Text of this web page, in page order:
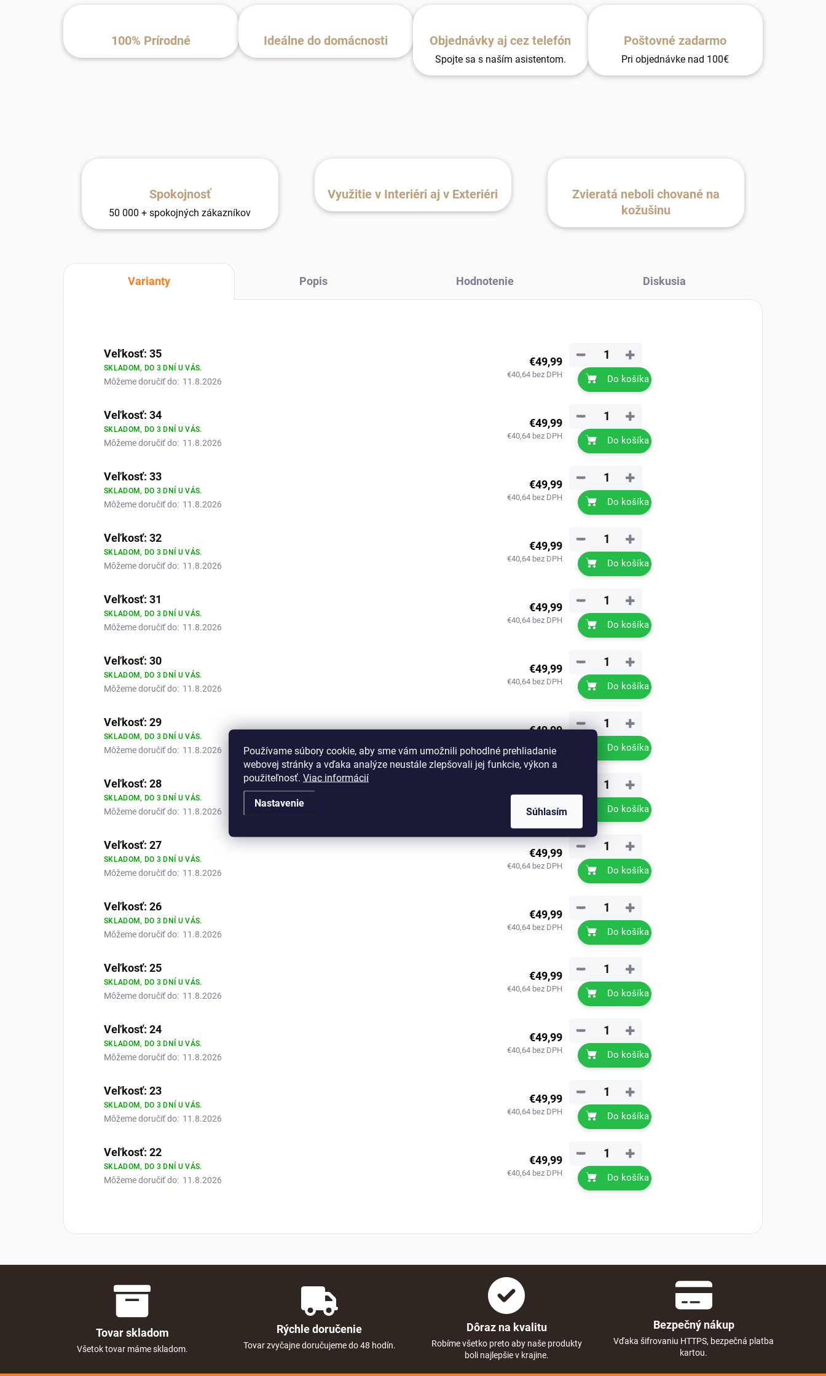
Používame súbory cookie, aby sme vám umožnili pohodlné prehliadanie
webovej stránky a vďaka analýze neustále zlepšovali jej funkcie, výkon a
použiteľnosť. Viac informácií
Nastavenie
Súhlasím
100% Prírodné Ideálne do domácnosti Objednávky aj cez telefón
Spojte sa s naším asistentom.
Poštovné zadarmo
Pri objednávke nad 100€
Spokojnosť
50 000 + spokojných zákazníkov
Využitie v Interiéri aj v Exteriéri
Zvieratá neboli chované na
kožušinu
Varianty Popis Hodnotenie Diskusia
Veľkosť: 35
SKLADOM, DO 3 DNÍ U VÁS.
Môžeme doručiť do: 11.8.2026
€49,99
€40,64 bez DPH
+
−
Do košíka
Veľkosť: 34
SKLADOM, DO 3 DNÍ U VÁS.
Môžeme doručiť do: 11.8.2026
€49,99
€40,64 bez DPH
+
−
Do košíka
Veľkosť: 33
SKLADOM, DO 3 DNÍ U VÁS.
Môžeme doručiť do: 11.8.2026
€49,99
€40,64 bez DPH
+
−
Do košíka
Veľkosť: 32
SKLADOM, DO 3 DNÍ U VÁS.
Môžeme doručiť do: 11.8.2026
€49,99
€40,64 bez DPH
+
−
Do košíka
Veľkosť: 31
SKLADOM, DO 3 DNÍ U VÁS.
Môžeme doručiť do: 11.8.2026
€49,99
€40,64 bez DPH
+
−
Do košíka
Veľkosť: 30
SKLADOM, DO 3 DNÍ U VÁS.
Môžeme doručiť do: 11.8.2026
€49,99
€40,64 bez DPH
+
−
Do košíka
Veľkosť: 29
SKLADOM, DO 3 DNÍ U VÁS.
Môžeme doručiť do: 11.8.2026
€49,99 +
−
Do košíka
Veľkosť: 28
SKLADOM, DO 3 DNÍ U VÁS.
Môžeme doručiť do: 11.8.2026
€49,99 +
Do košíka
Veľkosť: 27
SKLADOM, DO 3 DNÍ U VÁS.
Môžeme doručiť do: 11.8.2026
€49,99
€40,64 bez DPH
+
−
Do košíka
Veľkosť: 26
SKLADOM, DO 3 DNÍ U VÁS.
Môžeme doručiť do: 11.8.2026
€49,99
€40,64 bez DPH
+
−
Do košíka
Veľkosť: 25
SKLADOM, DO 3 DNÍ U VÁS.
Môžeme doručiť do: 11.8.2026
€49,99
€40,64 bez DPH
+
−
Do košíka
Veľkosť: 24
SKLADOM, DO 3 DNÍ U VÁS.
Môžeme doručiť do: 11.8.2026
€49,99
€40,64 bez DPH
+
−
Do košíka
Veľkosť: 23
SKLADOM, DO 3 DNÍ U VÁS.
Môžeme doručiť do: 11.8.2026
€49,99
€40,64 bez DPH
+
−
Do košíka
Veľkosť: 22
SKLADOM, DO 3 DNÍ U VÁS.
Môžeme doručiť do: 11.8.2026
€49,99
€40,64 bez DPH
+
−
Do košíka
Tovar skladom
Všetok tovar máme skladom.
Rýchle doručenie
Tovar zvyčajne doručujeme do 48 hodín.
Dôraz na kvalitu
Robíme všetko preto aby naše produkty
boli najlepšie v krajine.
Bezpečný nákup
Vďaka šifrovaniu HTTPS, bezpečná platba
kartou.